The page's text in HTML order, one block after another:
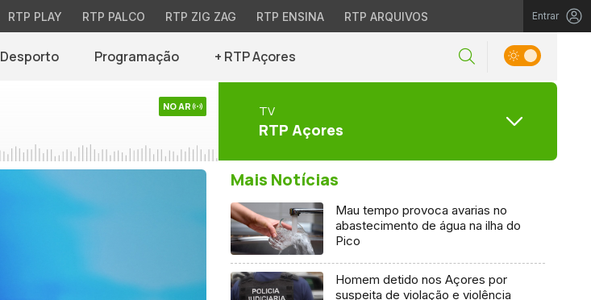
RTP PLAY RTP PALCO RTP ZIG ZAG RTP ENSINA RTP ARQUIVOS Entrar
Desporto Programação + RTP Açores
NO AR TV
RTP Açores
Mais Notícias
Mau tempo provoca avarias no
abastecimento de água na ilha do
Pico
Homem detido nos Açores por
suspeita de violação e violência